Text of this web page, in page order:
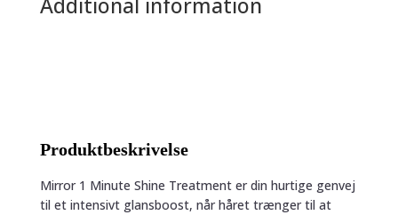
Minute
Produktbeskrivelse
Mirror 1 Minute Shine Treatment er din hurtige genvej
til et intensivt glansboost, når håret trænger til at